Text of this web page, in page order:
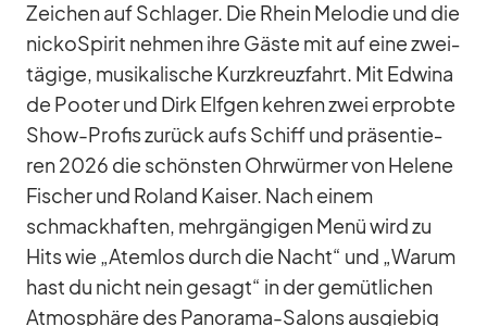
Zei­chen auf Schla­ger. Die Rhein Me­lo­die und die
nic­koSpi­rit neh­men ihre Gäste mit auf eine zwei­
tä­gige, mu­si­ka­li­sche Kurz­kreuz­fahrt. Mit Ed­wina
de Poo­ter und Dirk Elf­gen keh­ren zwei er­probte
Show-Pro­fis zu­rück aufs Schiff und prä­sen­tie­
ren 2026 die schöns­ten Ohr­wür­mer von He­lene
Fi­scher und Ro­land Kai­ser. Nach ei­nem
schmack­haf­ten, mehr­gän­gi­gen Menü wird zu
Hits wie „Atem­los durch die Nacht“ und „Warum
hast du nicht nein ge­sagt“ in der ge­müt­li­chen
At­mo­sphäre des Pan­orama-Sa­lons aus­gie­big